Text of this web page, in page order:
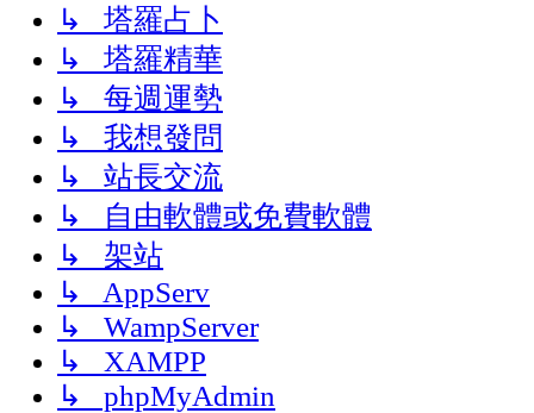
↳ 塔羅占卜
↳ 塔羅精華
↳ 每週運勢
↳ 我想發問
↳ 站長交流
↳ 自由軟體或免費軟體
↳ 架站
↳ AppServ
↳ WampServer
↳ XAMPP
↳ phpMyAdmin